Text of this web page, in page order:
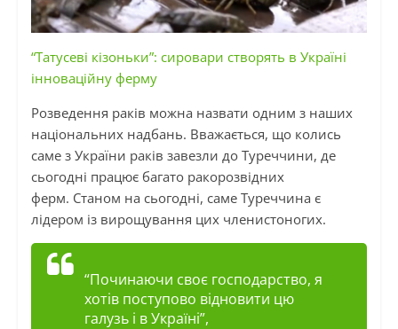
“Татусеві кізоньки”: сировари створять в Україні
інноваційну ферму
Розведення раків можна назвати одним з наших
національних надбань. Вважається, що колись
саме з України раків завезли до Туреччини, де
сьогодні працює багато ракорозвідних
ферм. Станом на сьогодні, саме Туреччина є
лідером із вирощування цих членистоногих.
“Починаючи своє господарство, я
хотів поступово відновити цю
галузь і в Україні”,